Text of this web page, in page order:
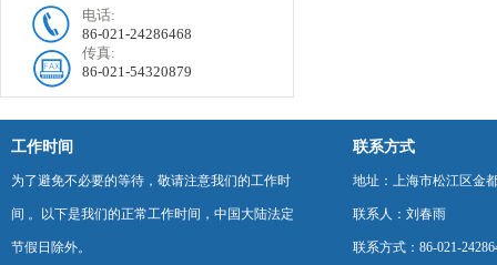
电话:
86-021-24286468
传真:
86-021-54320879
工作时间
为了避免不必要的等待，敬请注意我们的工作时
间 。以下是我们的正常工作时间，中国大陆法定
节假日除外。
联系方式
地址：上海市松江区金
联系人：刘春雨
联系方式：86-021-